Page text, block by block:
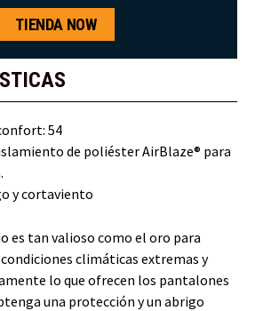
TIENDA NOW
54
de poliéster AirBlaze® para
y cortaviento
es tan valioso como el oro para
climáticas extremas y
lo que ofrecen los pantalones
una protección y un abrigo